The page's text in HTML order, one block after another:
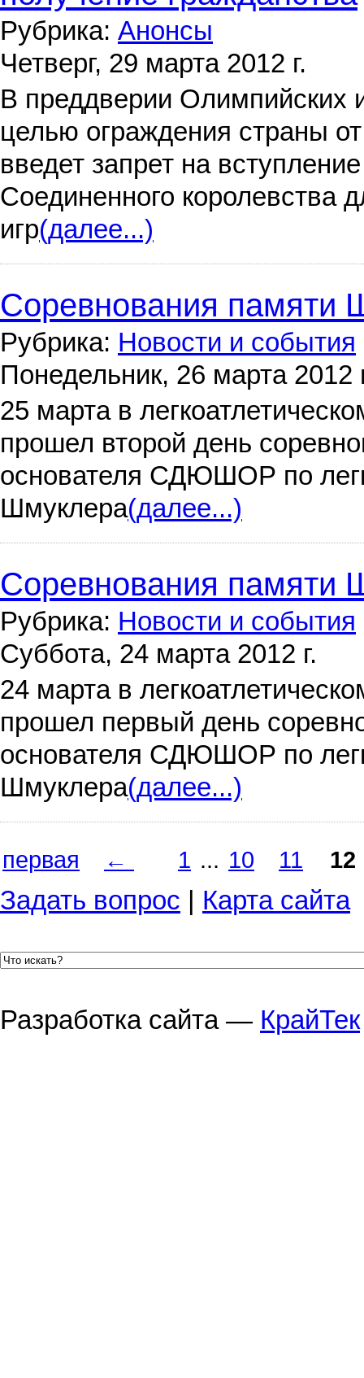
Рубрика: Анонсы
Четверг, 29 марта 2012 г.
В преддверии Олимпийских
целью ограждения страны
введет запрет на
Соединенного королевства
игр(далее...)
Соревнования памяти
Рубрика: Новости и события
Понедельник, 26 марта 2012
25 марта в
прошел второй день
основателя СДЮШОР по
Шмуклера(далее...)
Соревнования памяти
Рубрика: Новости и события
Суббота, 24 марта 2012 г.
24 марта в
прошел первый день
основателя СДЮШОР по
Шмуклера(далее...)
первая ← 1 ... 10 11 12
Задать вопрос Карта сайта
Разработка сайта — КрайТек